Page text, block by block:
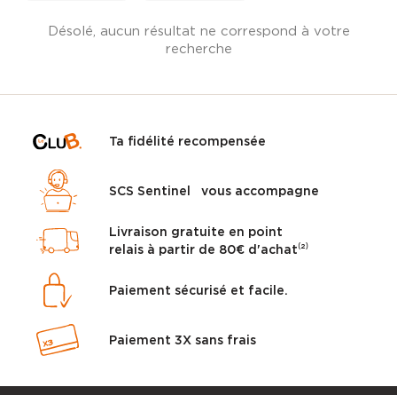
Désolé, aucun résultat ne correspond à votre
recherche
Ta fidélité recompensée
SCS Sentinel vous accompagne
Livraison gratuite en point
relais à partir de 80€ d'achat⁽²⁾
Paiement sécurisé et facile.
Paiement 3X sans frais